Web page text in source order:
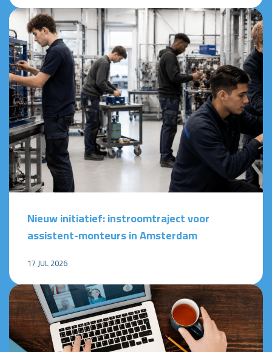
Nieuw initiatief: instroomtraject voor
assistent-monteurs in Amsterdam
17 JUL 2026